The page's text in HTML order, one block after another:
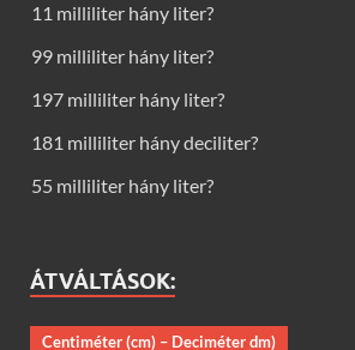
11 milliliter hány liter?
99 milliliter hány liter?
197 milliliter hány liter?
181 milliliter hány deciliter?
55 milliliter hány liter?
ÁTVÁLTÁSOK:
Centiméter (cm) – Deciméter dm)